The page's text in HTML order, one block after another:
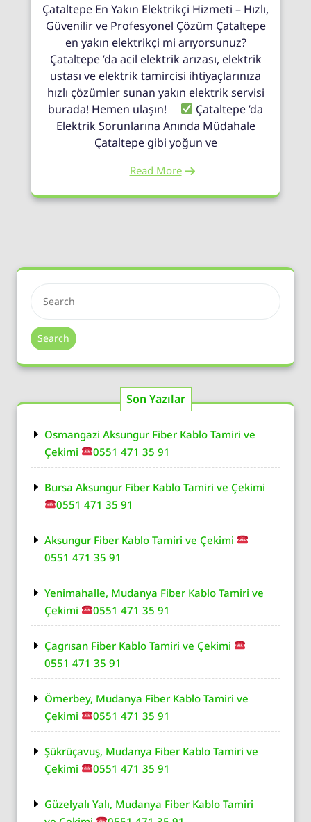
Çataltepe En Yakın Elektrikçi Hizmeti – Hızlı,
Güvenilir ve Profesyonel Çözüm Çataltepe
en yakın elektrikçi mi arıyorsunuz?
Çataltepe ’da acil elektrik arızası, elektrik
ustası ve elektrik tamircisi ihtiyaçlarınıza
hızlı çözümler sunan yakın elektrik servisi
burada! Hemen ulaşın!
Çataltepe ’da
Elektrik Sorunlarına Anında Müdahale
Çataltepe gibi yoğun ve
Read More
Search
Son Yazılar
Osmangazi Aksungur Fiber Kablo Tamiri ve
Çekimi
0551 471 35 91
Bursa Aksungur Fiber Kablo Tamiri ve Çekimi
0551 471 35 91
Aksungur Fiber Kablo Tamiri ve Çekimi
0551 471 35 91
Yenimahalle, Mudanya Fiber Kablo Tamiri ve
Çekimi
0551 471 35 91
Çagrısan Fiber Kablo Tamiri ve Çekimi
0551 471 35 91
Ömerbey, Mudanya Fiber Kablo Tamiri ve
Çekimi
0551 471 35 91
Şükrüçavuş, Mudanya Fiber Kablo Tamiri ve
Çekimi
0551 471 35 91
Güzelyalı Yalı, Mudanya Fiber Kablo Tamiri